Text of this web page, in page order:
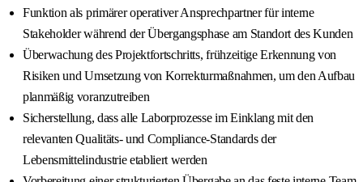
Funktion als primärer operativer Ansprechpartner für interne
Stakeholder während der Übergangsphase am Standort des Kunden
Überwachung des Projektfortschritts, frühzeitige Erkennung von
Risiken und Umsetzung von Korrekturmaßnahmen, um den Aufbau
planmäßig voranzutreiben
Sicherstellung, dass alle Laborprozesse im Einklang mit den
relevanten Qualitäts- und Compliance-Standards der
Lebensmittelindustrie etabliert werden